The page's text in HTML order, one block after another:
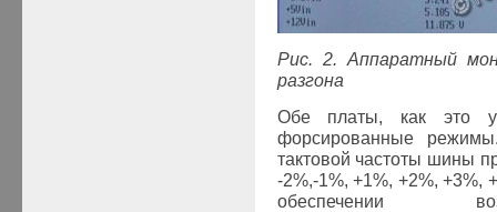
Рис. 2. Аппаратный
разгона
Обе платы, как это
форсированные
тактовой частоты шины
-2%,-1%, +1%, +2%, +3%,
обеспечении